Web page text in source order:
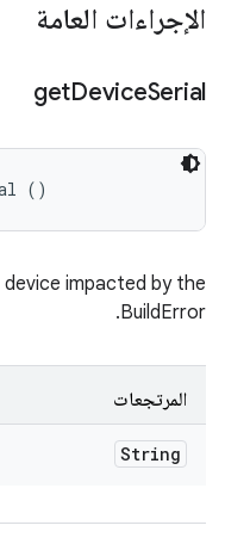
الإجراءات العامة
getDeviceSerial
()
impacted by the
BuildError.
المرتجعات
String